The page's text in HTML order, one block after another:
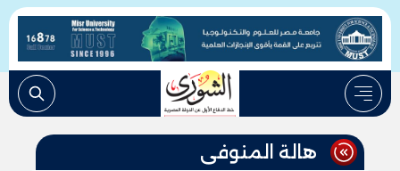
هالة المنوفى